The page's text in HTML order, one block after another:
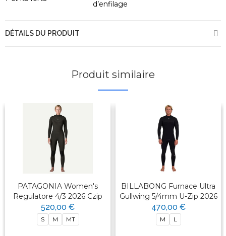
d’enfilage
DÉTAILS DU PRODUIT
Produit similaire
PATAGONIA Women's
Regulatore 4/3 2026 Czip
520,00 €
S M MT
BILLABONG Furnace Ultra
Gullwing 5/4mm U-Zip 2026
470,00 €
M L